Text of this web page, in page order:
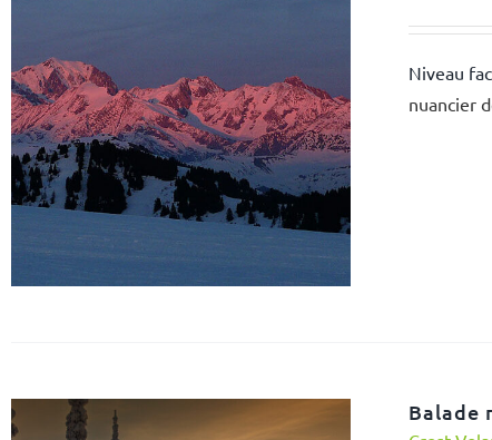
Niveau
nuancier
Balade